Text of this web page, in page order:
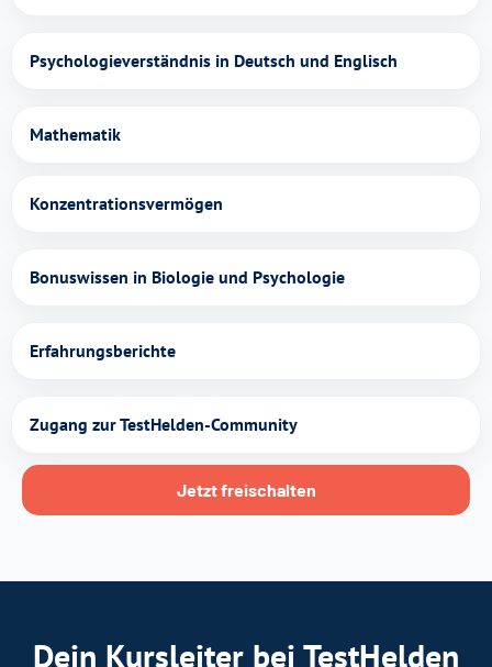
Psychologieverständnis in Deutsch und Englisch
Mathematik
Konzentrationsvermögen
Bonuswissen in Biologie und Psychologie
Erfahrungsberichte
Zugang zur TestHelden-Community
Jetzt freischalten
Dein Kursleiter bei TestHelden